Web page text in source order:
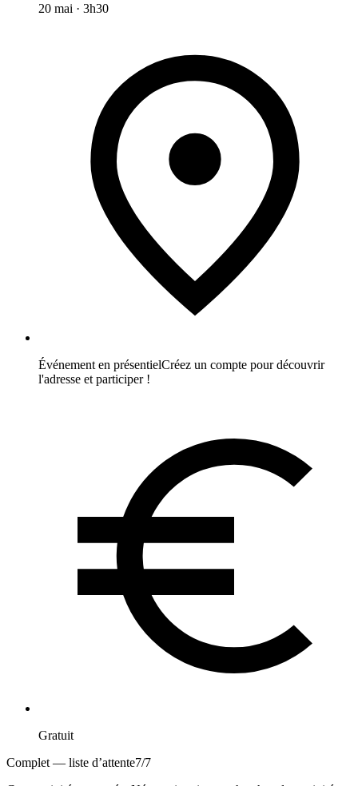
20 mai · 3h30
Événement en présentielCréez un compte pour découvrir
l'adresse et participer !
Gratuit
Complet — liste d’attente7/7